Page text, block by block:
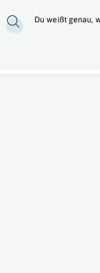
Du weißt genau,